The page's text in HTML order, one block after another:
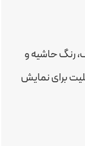
رنگ حاشیه و
برای نمایش